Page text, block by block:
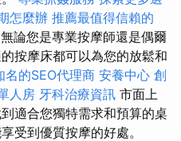
怎麼辦 推薦最值得信賴的
無論您是專業按摩師還是偶爾
按摩床都可以為您的放鬆和
名的SEO代理商 安養中心 創
人房 牙科治療資訊 市面上
適合您獨特需求和預算的桌
受到優質按摩的好處。